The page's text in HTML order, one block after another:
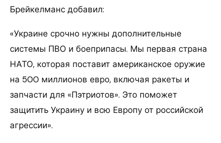
Брейкелманс добавил:
«Украине срочно нужны дополнительные
системы ПВО и боеприпасы. Мы первая страна
НАТО, которая поставит американское оружие
на 500 миллионов евро, включая ракеты и
запчасти для «Пэтриотов». Это поможет
защитить Украину и всю Европу от российской
агрессии».